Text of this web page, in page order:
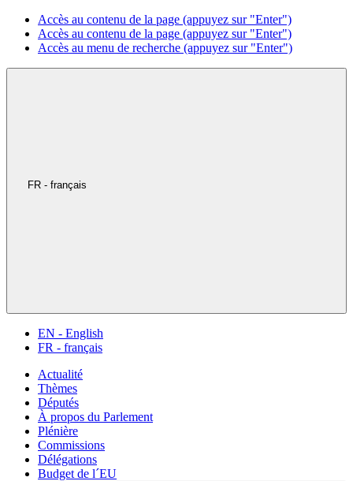
Accès au contenu de la page (appuyez sur "Enter")
Accès au contenu de la page (appuyez sur "Enter")
Accès au menu de recherche (appuyez sur "Enter")
FR - français
EN - English
FR - français
Actualité
Thèmes
Députés
À propos du Parlement
Plénière
Commissions
Délégations
Budget de l´EU